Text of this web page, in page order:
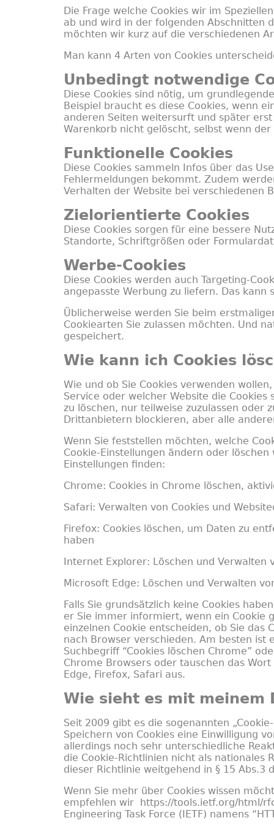
Die Frage welche Cookies wir im
ab und wird in der folgenden Abschnitten
möchten wir kurz auf die verschiedenen
Man kann 4 Arten von Cookies
Unbedingt notwendige
Diese Cookies sind nötig, um
Beispiel braucht es diese Cookies, wenn
anderen Seiten weitersurft und später
Warenkorb nicht gelöscht, selbst wenn
Funktionelle Cookies
Diese Cookies sammeln Infos über das
Fehlermeldungen bekommt. Zudem
Verhalten der Website bei verschiedenen
Zielorientierte Cookies
Diese Cookies sorgen für eine bessere
Standorte, Schriftgrößen oder
Werbe-Cookies
Diese Cookies werden auch Targeting-
angepasste Werbung zu liefern. Das
Üblicherweise werden Sie beim
Cookiearten Sie zulassen möchten. Und
gespeichert.
Wie kann ich Cookies
Wie und ob Sie Cookies verwenden
Service oder welcher Website die
zu löschen, nur teilweise zuzulassen oder
Drittanbietern blockieren, aber alle
Wenn Sie feststellen möchten, welche
Cookie-Einstellungen ändern oder
Einstellungen finden:
Chrome: Cookies in Chrome löschen,
Safari: Verwalten von Cookies und
Firefox: Cookies löschen, um Daten zu
haben
Internet Explorer: Löschen und Verwalten
Microsoft Edge: Löschen und Verwalten
Falls Sie grundsätzlich keine Cookies
er Sie immer informiert, wenn ein Cookie
einzelnen Cookie entscheiden, ob Sie das
nach Browser verschieden. Am besten ist
Suchbegriff “Cookies löschen Chrome”
Chrome Browsers oder tauschen das
Edge, Firefox, Safari aus.
Wie sieht es mit meinem
Seit 2009 gibt es die sogenannten
Speichern von Cookies eine Einwilligung
allerdings noch sehr unterschiedliche
die Cookie-Richtlinien nicht als nationales
dieser Richtlinie weitgehend in § 15 Abs.3
Wenn Sie mehr über Cookies wissen
empfehlen wir https://tools.ietf.org/html/
Engineering Task Force (IETF) namens